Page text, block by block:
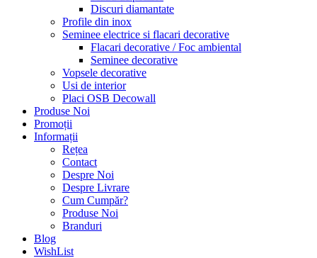
Discuri diamantate
Profile din inox
Seminee electrice si flacari decorative
Flacari decorative / Foc ambiental
Seminee decorative
Vopsele decorative
Usi de interior
Placi OSB Decowall
Produse Noi
Promoții
Informații
Rețea
Contact
Despre Noi
Despre Livrare
Cum Cumpăr?
Produse Noi
Branduri
Blog
WishList